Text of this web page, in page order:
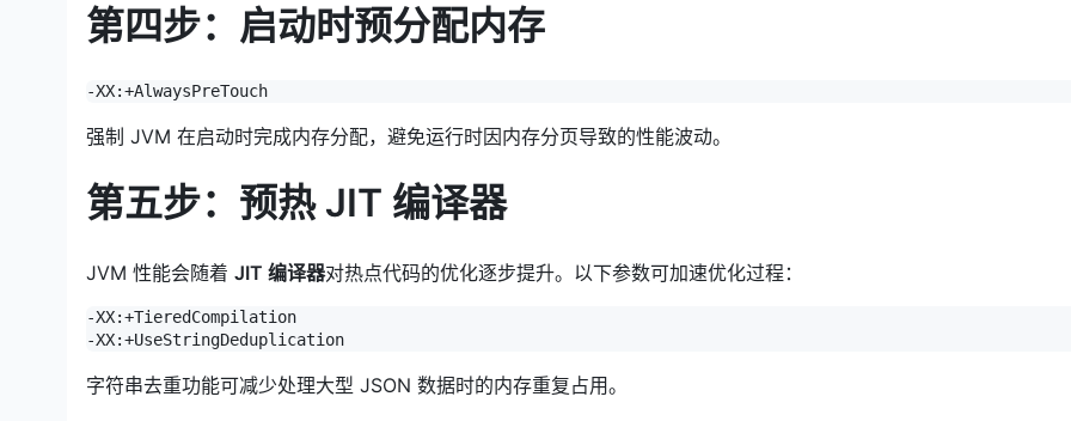
第四步：启动时预分配内存
-XX:+AlwaysPreTouch
强制 JVM 在启动时完成内存分配，避免运行时因内存分页导致的性能波动。
第五步：预热 JIT 编译器
JVM 性能会随着 JIT 编译器对热点代码的优化逐步提升。以下参数可加速优化过程：
-XX:+TieredCompilation
-XX:+UseStringDeduplication
字符串去重功能可减少处理大型 JSON 数据时的内存重复占用。